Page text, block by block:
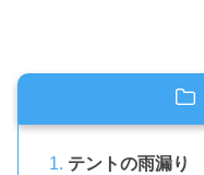
テントの雨漏り